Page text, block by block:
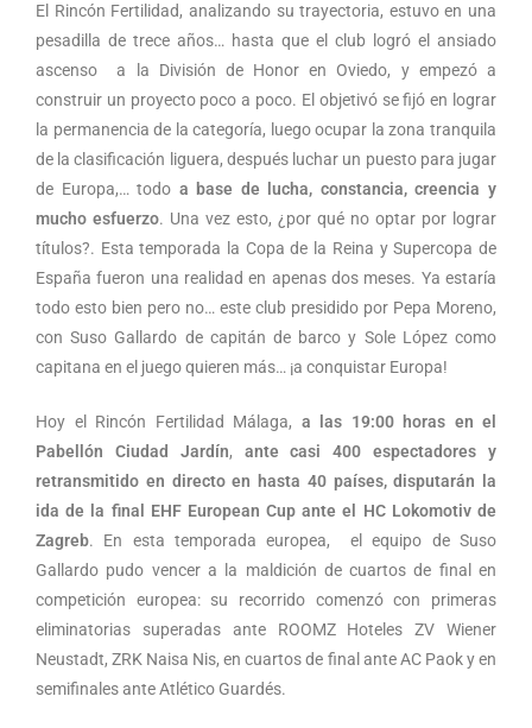
El Rincón Fertilidad, analizando su trayectoria, estuvo en una
pesadilla de trece años… hasta que el club logró el ansiado
ascenso a la División de Honor en Oviedo, y empezó a
construir un proyecto poco a poco. El objetivó se fijó en lograr
la permanencia de la categoría, luego ocupar la zona tranquila
de la clasificación liguera, después luchar un puesto para jugar
de Europa,… todo a base de lucha, constancia, creencia y
mucho esfuerzo. Una vez esto, ¿por qué no optar por lograr
títulos?. Esta temporada la Copa de la Reina y Supercopa de
España fueron una realidad en apenas dos meses. Ya estaría
todo esto bien pero no… este club presidido por Pepa Moreno,
con Suso Gallardo de capitán de barco y Sole López como
capitana en el juego quieren más… ¡a conquistar Europa!
Hoy el Rincón Fertilidad Málaga, a las 19:00 horas en el
Pabellón Ciudad Jardín, ante casi 400 espectadores y
retransmitido en directo en hasta 40 países, disputarán la
ida de la final EHF European Cup ante el HC Lokomotiv de
Zagreb. En esta temporada europea, el equipo de Suso
Gallardo pudo vencer a la maldición de cuartos de final en
competición europea: su recorrido comenzó con primeras
eliminatorias superadas ante ROOMZ Hoteles ZV Wiener
Neustadt, ZRK Naisa Nis, en cuartos de final ante AC Paok y en
semifinales ante Atlético Guardés.